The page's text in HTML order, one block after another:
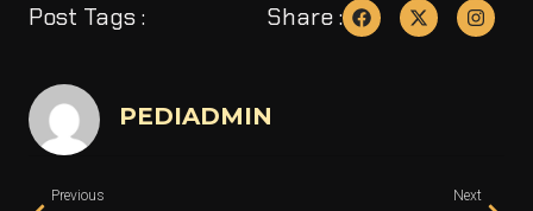
Post Tags : Share :
PEDIADMIN
Previous Next